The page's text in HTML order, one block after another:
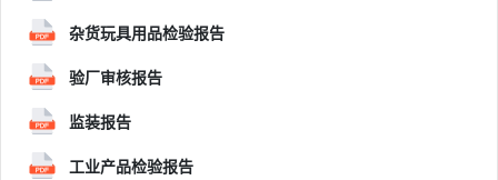
杂货玩具用品检验报告
验厂审核报告
监装报告
工业产品检验报告